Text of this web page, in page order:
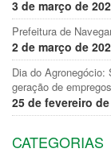
3 de março de
Prefeitura de
2 de março de
Dia do Agronegócio:
geração de
25 de fevereiro
CATEGORIAS